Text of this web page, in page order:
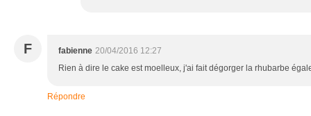
F fabienne 20/04/2016 12:27
Rien à dire le cake est moelleux, j'ai fait dégorger la rhubarbe
Répondre